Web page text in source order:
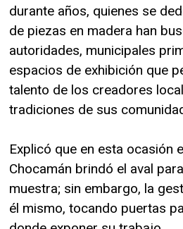
durante años, quienes se
de piezas en madera han
autoridades, municipales
espacios de exhibición que
talento de los creadores
tradiciones de sus
Explicó que en esta ocasión
Chocamán brindó el aval
muestra; sin embargo, la
él mismo, tocando puertas